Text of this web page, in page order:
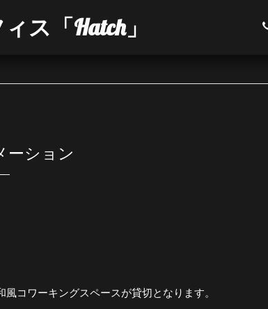
ス「Hatch」
ーション
コワーキングスペースが貸切となります。